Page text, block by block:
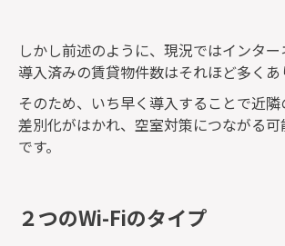
しかし前述のように、現況ではインタ
導入済みの賃貸物件数はそれほど多くあ
そのため、いち早く導入することで近
差別化がはかれ、空室対策につながる
です。
２つのWi-Fiのタイプ